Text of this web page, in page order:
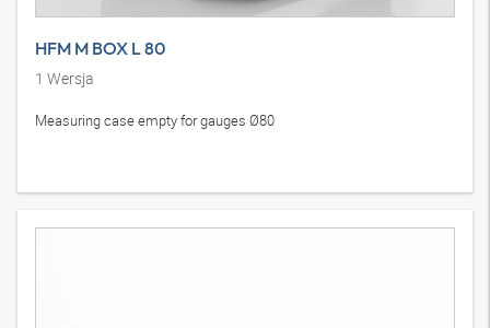
HFM M BOX L 80
1 Wersja
Measuring case empty for gauges Ø80